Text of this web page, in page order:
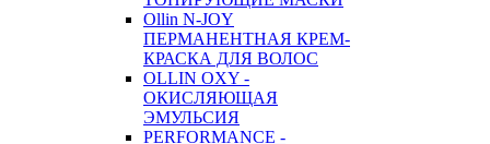
Ollin N-JOY
ПЕРМАНЕНТНАЯ КРЕМ-
КРАСКА ДЛЯ ВОЛОС
OLLIN OXY -
ОКИСЛЯЮЩАЯ
ЭМУЛЬСИЯ
PERFORMANCE -